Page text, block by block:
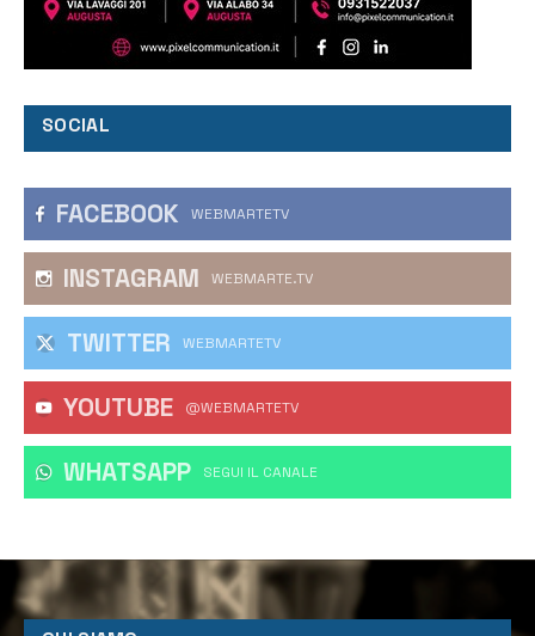
SOCIAL
FACEBOOK WEBMARTETV
INSTAGRAM WEBMARTE.TV
TWITTER WEBMARTETV
YOUTUBE @WEBMARTETV
WHATSAPP ‎SEGUI IL CANALE